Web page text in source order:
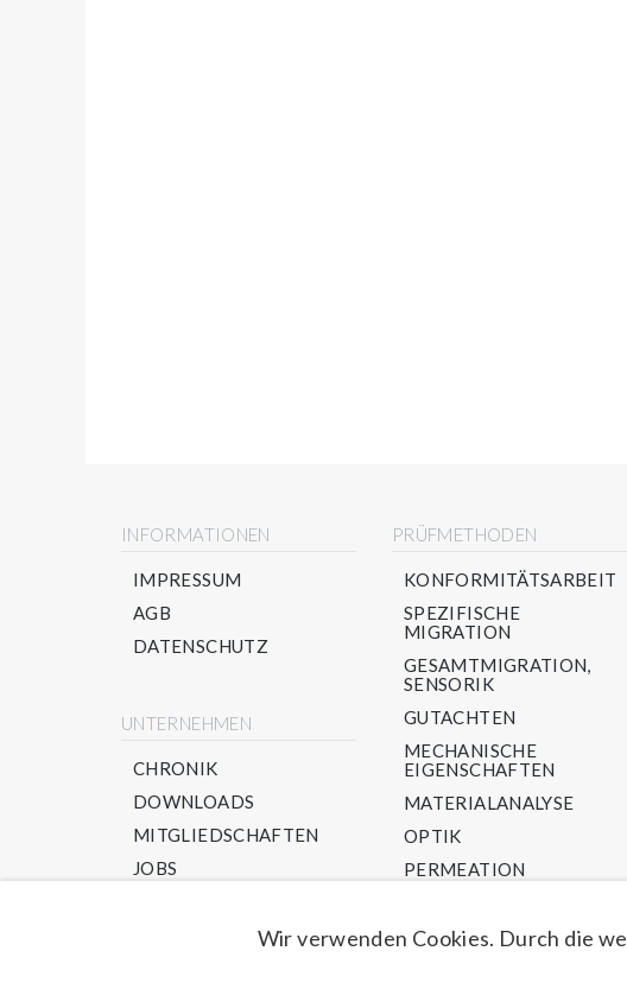
INFORMATIONEN
IMPRESSUM
AGB
DATENSCHUTZ
UNTERNEHMEN
CHRONIK
DOWNLOADS
MITGLIEDSCHAFTEN
JOBS
PRÜFMETHODEN
KONFORMITÄTSARBEIT
SPEZIFISCHE
MIGRATION
GESAMTMIGRATION,
SENSORIK
GUTACHTEN
MECHANISCHE
EIGENSCHAFTEN
MATERIALANALYSE
OPTIK
PERMEATION
Wir verwenden Cookies. Durch die